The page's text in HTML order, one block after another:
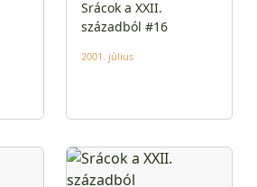
Srácok a XXII.
századból #16
2001. július